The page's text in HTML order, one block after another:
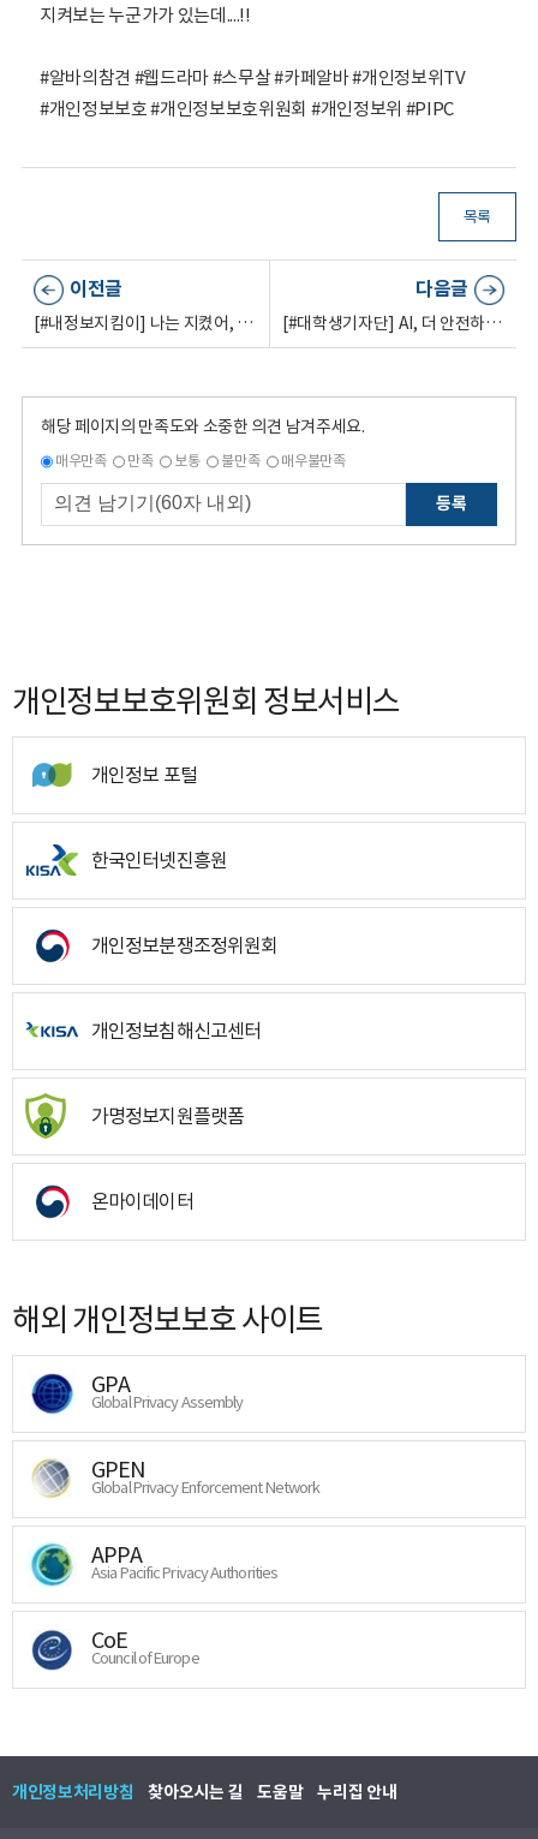
지켜보는 누군가가 있는데....!!
#알바의참견 #웹드라마 #스무살 #카페알바 #개인정보위TV
#개인정보보호 #개인정보보호위원회 #개인정보위 #PIPC
목록
이전글
[#내정보지킴이] 나는 지켰어, 내 거니까🙏
다음글
[#대학생기자단] AI, 더 안전하게 쓰는 방법은?🤖
해당 페이지의 만족도와 소중한 의견 남겨주세요.
매우만족 만족 보통 불만족 매우불만족
등록
개인정보보호위원회 정보서비스
개인정보 포털
한국인터넷진흥원
개인정보분쟁조정위원회
개인정보침해신고센터
가명정보지원플랫폼
온마이데이터
해외 개인정보보호 사이트
GPA
Global Privacy Assembly
GPEN
Global Privacy Enforcement Network
APPA
Asia Pacific Privacy Authorities
CoE
Council of Europe
개인정보처리방침 찾아오시는 길 도움말 누리집 안내